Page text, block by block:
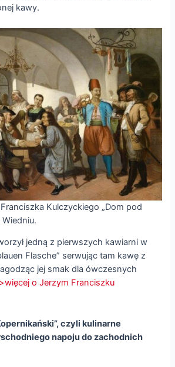
kawy.
Kulczyckiego „Dom pod
Wiedniu.
jedną z pierwszych kawiarni w
Flasche” serwując tam kawę z
jej smak dla ówczesnych
o Jerzym Franciszku
czyli kulinarne
napoju do zachodnich